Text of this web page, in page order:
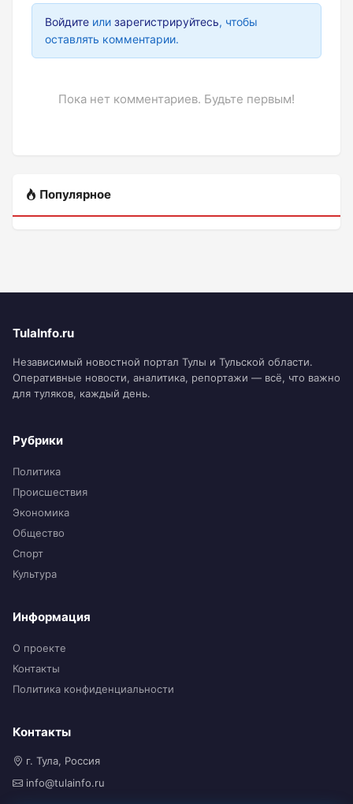
Войдите или зарегистрируйтесь, чтобы
оставлять комментарии.
Пока нет комментариев. Будьте первым!
Популярное
TulaInfo.ru
Независимый новостной портал Тулы и Тульской области.
Оперативные новости, аналитика, репортажи — всё, что важно
для туляков, каждый день.
Рубрики
Политика
Происшествия
Экономика
Общество
Спорт
Культура
Информация
О проекте
Контакты
Политика конфиденциальности
Контакты
г. Тула, Россия
info@tulainfo.ru